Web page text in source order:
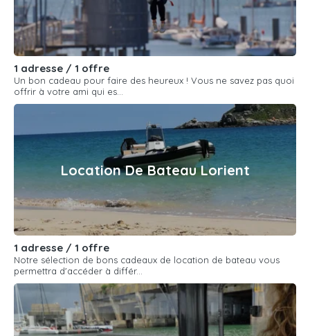
1 adresse / 1 offre
Un bon cadeau pour faire des heureux ! Vous ne savez pas quoi
offrir à votre ami qui es...
Location De Bateau Lorient
1 adresse / 1 offre
Notre sélection de bons cadeaux de location de bateau vous
permettra d'accéder à différ...